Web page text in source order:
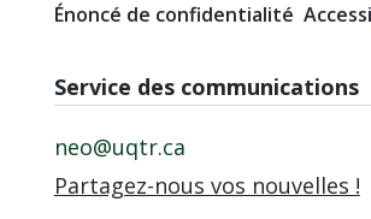
Énoncé de confidentialité
Service des communications
neo@uqtr.ca
Partagez-nous vos nouvelles !